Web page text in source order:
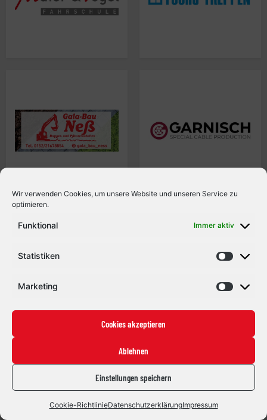
Wir verwenden Cookies, um unsere Website und unseren Service zu
optimieren.
Funktional Immer aktiv
Statistiken
Marketing
Cookies akzeptieren
Ablehnen
Einstellungen speichern
Cookie-RichtlinieDatenschutzerklärungImpressum